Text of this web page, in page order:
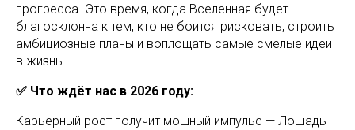
прогресса. Это время, когда Вселенная будет
благосклонна к тем, кто не боится рисковать, строить
амбициозные планы и воплощать самые смелые идеи
в жизнь.
✅ Что ждёт нас в 2026 году:
Карьерный рост получит мощный импульс — Лошадь